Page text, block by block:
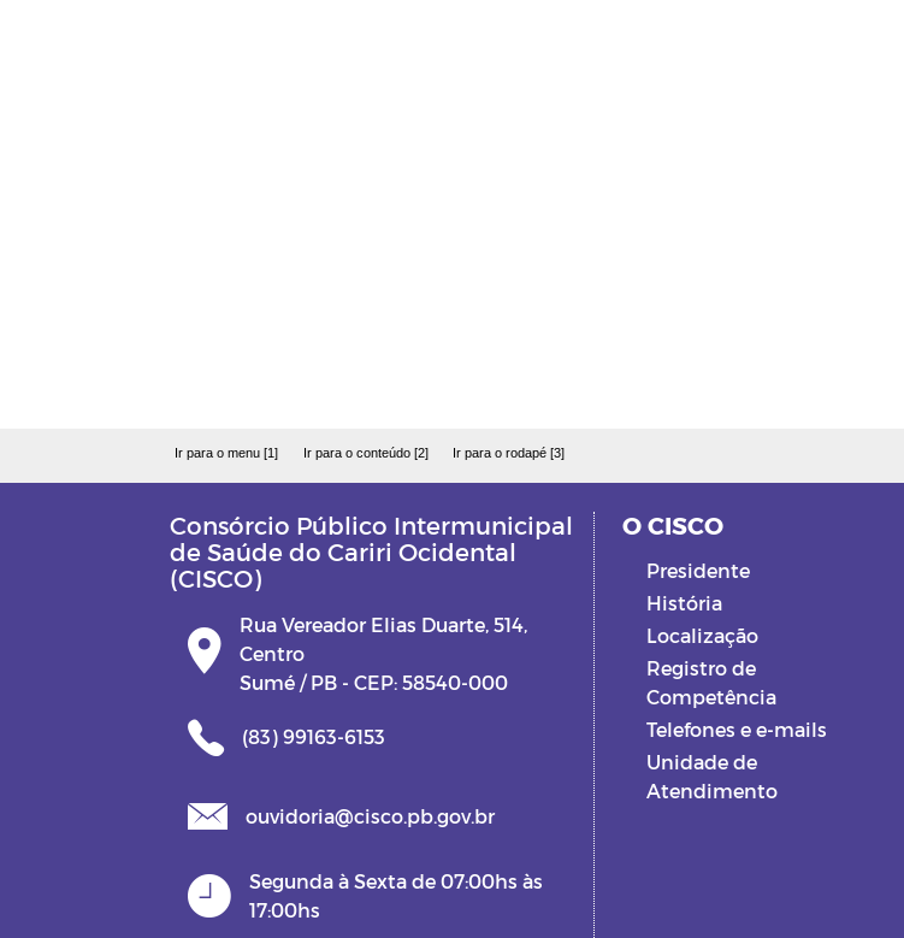
Ir para o menu [1] Ir para o conteúdo [2] Ir para o rodapé [3]
Consórcio Público Intermunicipal
de Saúde do Cariri Ocidental
(CISCO)
Rua Vereador Elias Duarte, 514,
Centro
Sumé / PB - CEP: 58540-000
(83) 99163-6153
ouvidoria@cisco.pb.gov.br
Segunda à Sexta de 07:00hs às
17:00hs
O CISCO
Presidente
História
Localização
Registro de
Competência
Telefones e e-mails
Unidade de
Atendimento